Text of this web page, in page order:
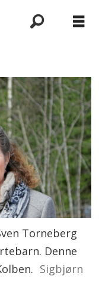
Torneberg
Denne
Sigbjørn